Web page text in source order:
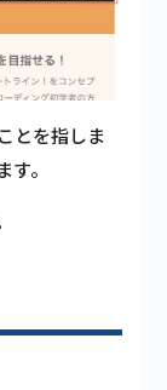
とを指しま
。